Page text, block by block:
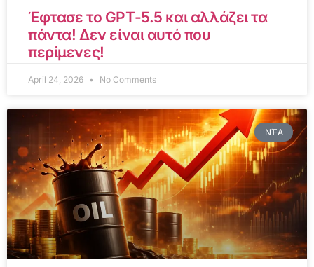
Έφτασε το GPT-5.5 και αλλάζει τα
πάντα! Δεν είναι αυτό που
περίμενες!
April 24, 2026 No Comments
ΝΈΑ